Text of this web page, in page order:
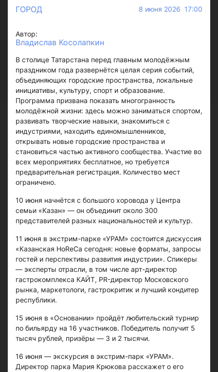
ГОРОД 8 июня 2026 17:00
Автор:
Владислав Косолапкин
В столице Татарстана перед главным молодёжным
праздником года развернётся целая серия событий,
объединяющих городские пространства, локальные
инициативы, культуру, спорт и образование.
Программа призвана показать многогранность
молодёжной жизни: здесь можно заниматься спортом,
развивать творческие навыки, знакомиться с
индустриями, находить единомышленников,
открывать новые городские пространства и
становиться частью активного сообщества. Участие во
всех мероприятиях бесплатное, но требуется
предварительная регистрация. Количество мест
ограничено.
10 июня начнётся с большого хоровода у Центра
семьи «Казан» — он объединит около 300
представителей разных национальностей и культур.
11 июня в экстрим-парке «УРАМ» состоится дискуссия
«Казанская HoReCa сегодня: новые форматы, запросы
гостей и перспективы развития индустрии». Спикеры
— эксперты отрасли, в том числе арт-директор
гастрокомплекса КАЙТ, PR-директор Московского
рынка, маркетологи, гастрокритик и лучший кондитер
республики.
15 июня в «Основании» пройдёт любительский турнир
по бильярду на 16 участников. Победитель получит 5
тысяч рублей, призёры — 3 и 2 тысячи.
16 июня — экскурсия в экстрим-парк «УРАМ».
Директор парка Мария Крюкова расскажет о его